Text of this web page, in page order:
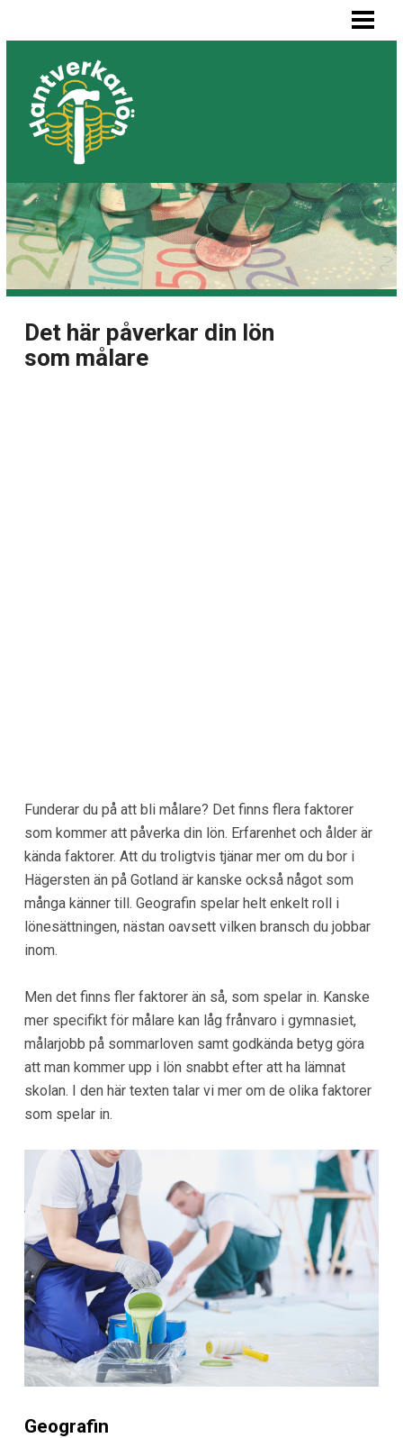
MÅLARE LÖN
SNICKARE LÖN
VVS-MONTÖR LÖN
ELEKTRIKER LÖN
BLOGG
LISTA BYGGFIRMOR
Det här påverkar din lön
som målare
Funderar du på att bli målare? Det finns flera faktorer
som kommer att påverka din lön. Erfarenhet och ålder är
kända faktorer. Att du troligtvis tjänar mer om du bor i
Hägersten än på Gotland är kanske också något som
många känner till. Geografin spelar helt enkelt roll i
lönesättningen, nästan oavsett vilken bransch du jobbar
inom.
Men det finns fler faktorer än så, som spelar in. Kanske
mer specifikt för målare kan låg frånvaro i gymnasiet,
målarjobb på sommarloven samt godkända betyg göra
att man kommer upp i lön snabbt efter att ha lämnat
skolan. I den här texten talar vi mer om de olika faktorer
som spelar in.
Geografin